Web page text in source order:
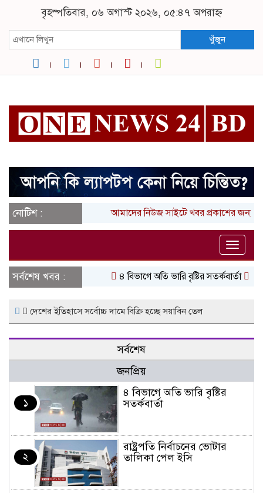
বৃহস্পতিবার, ০৬ অগাস্ট ২০২৬, ০৫:৪৭ অপরাহ্ন
খুঁজুন
নোটিশ : আমাদের নিউজ সাইটে খবর প্রকাশের জন্য
Toggle
সর্বশেষ খবর :
৪ বিভাগে অতি ভারি বৃষ্টির সতর্কবার্তা
দেশের ইতিহাসে সর্বোচ্চ দামে বিক্রি হচ্ছে সয়াবিন তেল
সর্বশেষ
জনপ্রিয়
১
৪ বিভাগে অতি ভারি বৃষ্টির
সতর্কবার্তা
২
রাষ্ট্রপতি নির্বাচনের ভোটার
তালিকা পেল ইসি